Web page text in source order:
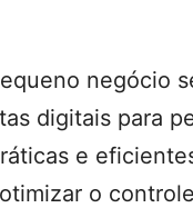
negócio
digitais para
e
o